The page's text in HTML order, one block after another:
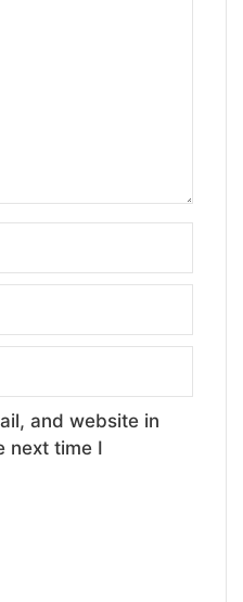
and website in
next time I